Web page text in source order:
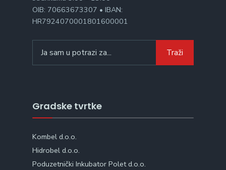
OIB: 70663673307 • IBAN:
HR7924070001801600001
for:
Traži
Gradske tvrtke
Kombel d.o.o.
Hidrobel d.o.o.
Poduzetnički Inkubator Polet d.o.o.